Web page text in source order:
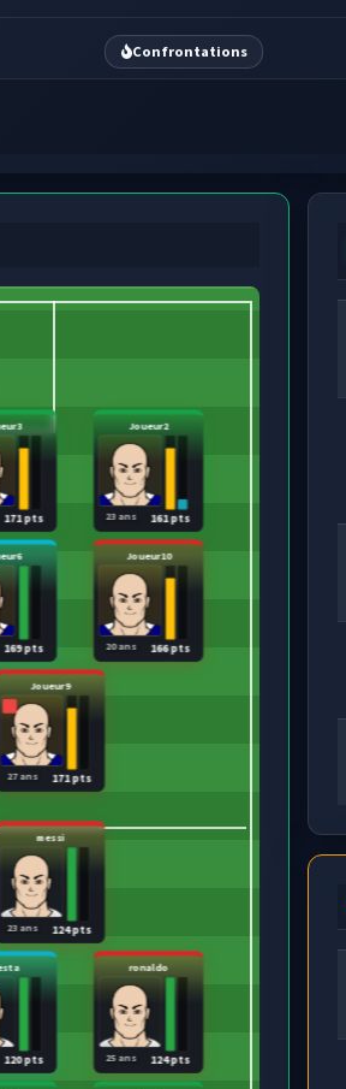
Confrontations
171 pts
Joueur2
161 pts
23 ans
169 pts
Joueur10
166 pts
20 ans
Joueur9
171 pts
27 ans
120 pts
ronaldo
124 pts
25 ans
messi
124 pts
23 ans